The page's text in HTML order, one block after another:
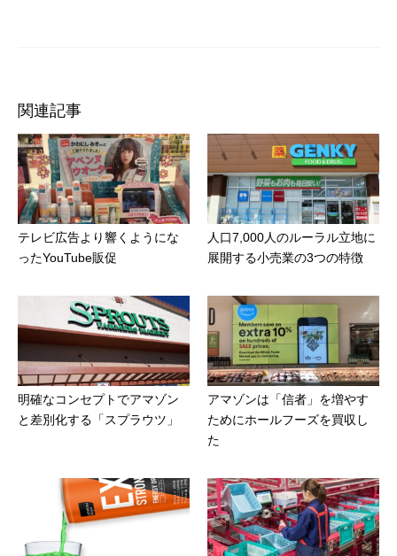
関連記事
テレビ広告より響くようにな
ったYouTube販促
人口7,000人のルーラル立地に
展開する小売業の3つの特徴
明確なコンセプトでアマゾン
と差別化する「スプラウツ」
アマゾンは「信者」を増やす
ためにホールフーズを買収し
た